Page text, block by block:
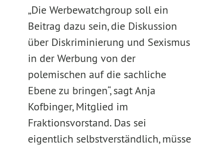
„Die Werbewatchgroup soll ein
Beitrag dazu sein, die Diskussion
über Diskriminierung und Sexismus
in der Werbung von der
polemischen auf die sachliche
Ebene zu bringen“, sagt Anja
Kofbinger, Mitglied im
Fraktionsvorstand. Das sei
eigentlich selbstverständlich, müsse